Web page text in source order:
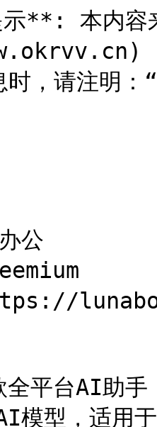
示**: 本内
-
时，请注明
公
平台AI助
模型，适用